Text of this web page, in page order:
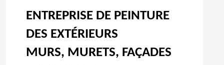
ENTREPRISE DE PEINTURE
DES EXTÉRIEURS
MURS, MURETS, FAÇADES